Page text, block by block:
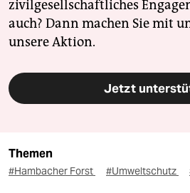
zivilgesellschaftliches
auch? Dann machen Sie mit
unsere Aktion.
Jetzt
Themen
#Hambacher Forst #Umweltschutz